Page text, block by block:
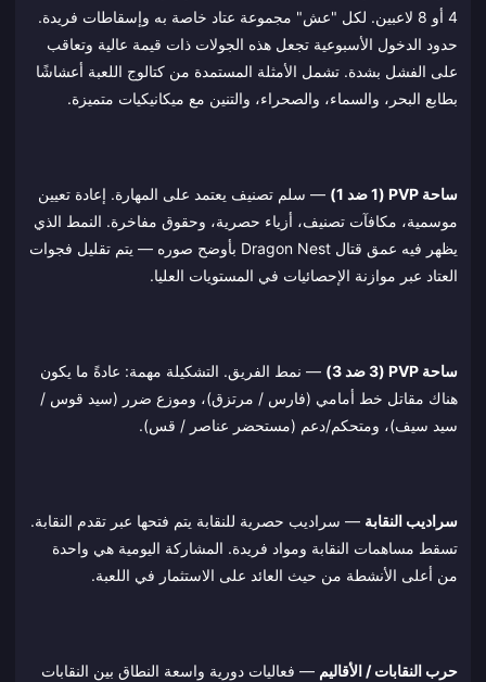
4 أو 8 لاعبين. لكل "عش" مجموعة عتاد خاصة به وإسقاطات فريدة.
حدود الدخول الأسبوعية تجعل هذه الجولات ذات قيمة عالية وتعاقب
على الفشل بشدة. تشمل الأمثلة المستمدة من كتالوج اللعبة أعشاشًا
بطابع البحر، والسماء، والصحراء، والتنين مع ميكانيكيات متميزة.
ساحة PVP (1 ضد 1)
— سلم تصنيف يعتمد على المهارة. إعادة تعيين
موسمية، مكافآت تصنيف، أزياء حصرية، وحقوق مفاخرة. النمط الذي
يظهر فيه عمق قتال Dragon Nest بأوضح صوره — يتم تقليل فجوات
العتاد عبر موازنة الإحصائيات في المستويات العليا.
ساحة PVP (3 ضد 3)
— نمط الفريق. التشكيلة مهمة: عادةً ما يكون
هناك مقاتل خط أمامي (فارس / مرتزق)، وموزع ضرر (سيد قوس /
سيد سيف)، ومتحكم/دعم (مستحضر عناصر / قس).
سراديب النقابة — سراديب حصرية للنقابة يتم فتحها عبر تقدم النقابة.
تسقط مساهمات النقابة ومواد فريدة. المشاركة اليومية هي واحدة
من أعلى الأنشطة من حيث العائد على الاستثمار في اللعبة.
حرب النقابات / الأقاليم — فعاليات دورية واسعة النطاق بين النقابات